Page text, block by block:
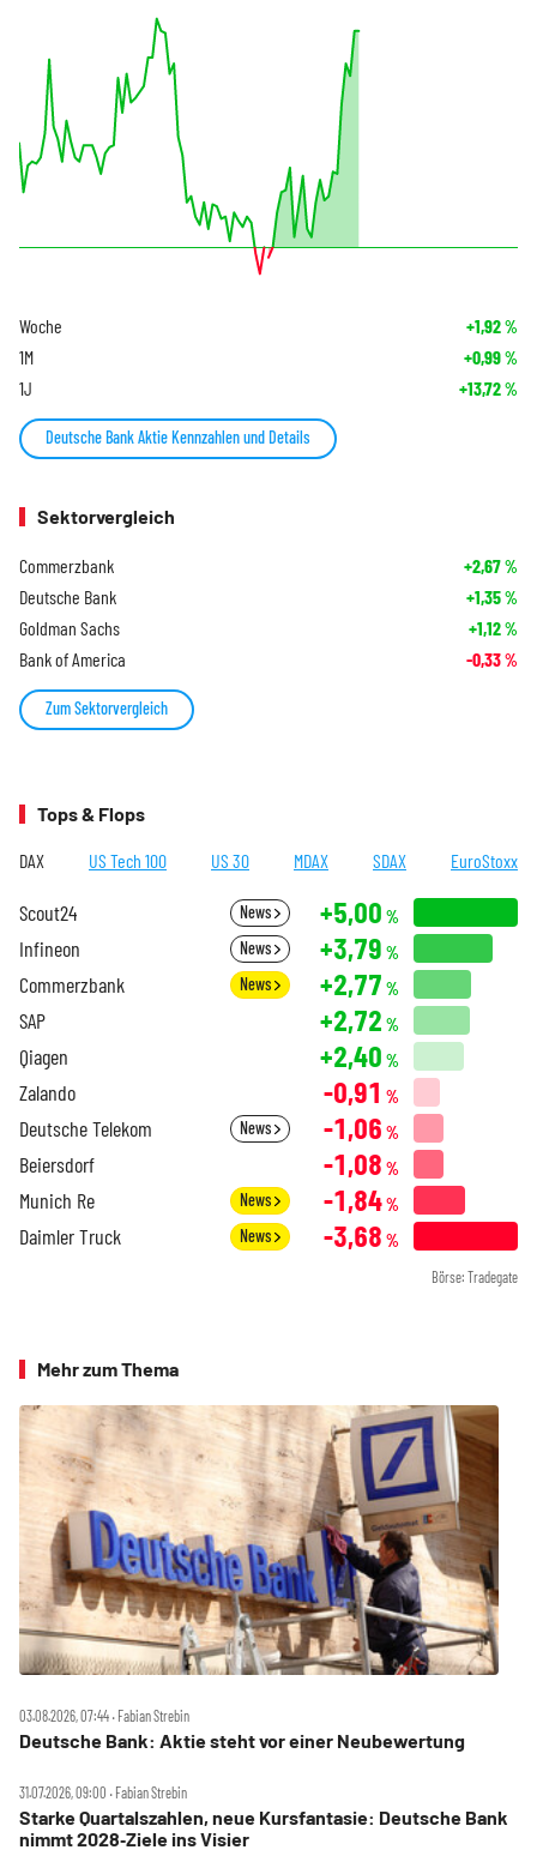
Woche +1,92%
1M +0,99%
1J +13,72%
Deutsche Bank Aktie Kennzahlen und Details
Sektorvergleich
Commerzbank +2,67%
Deutsche Bank +1,35%
Goldman Sachs +1,12%
Bank of America -0,33%
Zum Sektorvergleich
Tops & Flops
DAX US Tech 100 US 30 MDAX SDAX EuroStoxx
Scout24 News +5,00 %
Infineon News +3,79 %
Commerzbank News +2,77 %
SAP +2,72 %
Qiagen +2,40 %
Zalando -0,91 %
Deutsche Telekom News -1,06 %
Beiersdorf -1,08 %
Munich Re News -1,84%
Daimler Truck News -3,68 %
Börse: Tradegate
Mehr zum Thema
03.08.2026, 07:44 ‧ Fabian Strebin
Deutsche Bank: Aktie steht vor einer Neubewertung
31.07.2026, 09:00 ‧ Fabian Strebin
Starke Quartalszahlen, neue Kursfantasie: Deutsche Bank
nimmt 2028‑Ziele ins Visier